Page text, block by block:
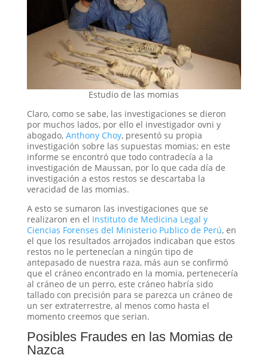
Estudio de las momias
Claro, como se sabe, las investigaciones se dieron
por muchos lados, por ello el investigador ovni y
abogado, Anthony Choy, presentó su propia
investigación sobre las supuestas momias; en este
informe se encontró que todo contradecía a la
investigación de Maussan, por lo que cada día de
investigación a estos restos se descartaba la
veracidad de las momias.
A esto se sumaron las investigaciones que se
realizaron en el Instituto de Medicina Legal y
Ciencias Forenses del Ministerio Publico de Perú, en
el que los resultados arrojados indicaban que estos
restos no le pertenecían a ningún tipo de
antepasado de nuestra raza, más aun se confirmó
que el cráneo encontrado en la momia, pertenecería
al cráneo de un perro, este cráneo habría sido
tallado con precisión para se parezca un cráneo de
un ser extraterrestre, al menos como hasta el
momento creemos que serian.
Posibles Fraudes en las Momias de
Nazca